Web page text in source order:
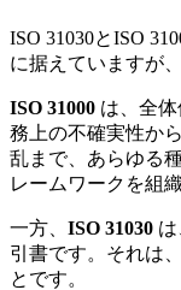
ISO 31030とISO
に据えていますが
ISO 31000 は、全
務上の不確実性か
乱まで、あらゆる
レームワークを組
一方、 ISO 31030
引書です。それは、
とです。